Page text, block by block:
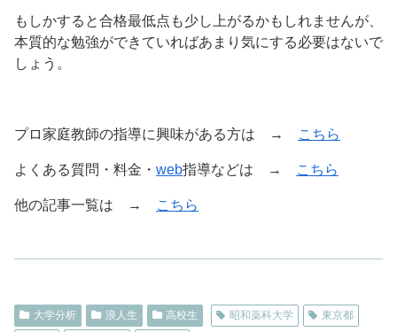
もしかすると合格最低点も少し上がるかもしれませんが、
本質的な勉強ができていればあまり気にする必要はないで
しょう。
プロ家庭教師の指導に興味がある方は → こちら
よくある質問・料金・ web指導などは → こちら
他の記事一覧は → こちら
大学分析 浪人生 高校生 昭和薬科大学
東京都